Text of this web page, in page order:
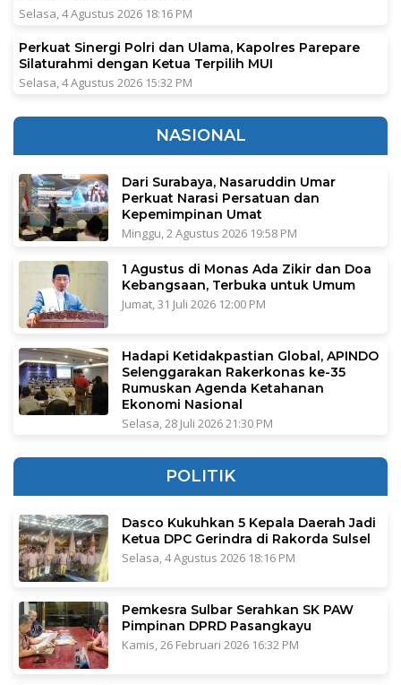
Selasa, 4 Agustus 2026 18:16 PM
Perkuat Sinergi Polri dan Ulama, Kapolres Parepare
Silaturahmi dengan Ketua Terpilih MUI
Selasa, 4 Agustus 2026 15:32 PM
NASIONAL
Dari Surabaya, Nasaruddin Umar
Perkuat Narasi Persatuan dan
Kepemimpinan Umat
Minggu, 2 Agustus 2026 19:58 PM
1 Agustus di Monas Ada Zikir dan Doa
Kebangsaan, Terbuka untuk Umum
Jumat, 31 Juli 2026 12:00 PM
Hadapi Ketidakpastian Global, APINDO
Selenggarakan Rakerkonas ke-35
Rumuskan Agenda Ketahanan
Ekonomi Nasional
Selasa, 28 Juli 2026 21:30 PM
POLITIK
Dasco Kukuhkan 5 Kepala Daerah Jadi
Ketua DPC Gerindra di Rakorda Sulsel
Selasa, 4 Agustus 2026 18:16 PM
Pemkesra Sulbar Serahkan SK PAW
Pimpinan DPRD Pasangkayu
Kamis, 26 Februari 2026 16:32 PM